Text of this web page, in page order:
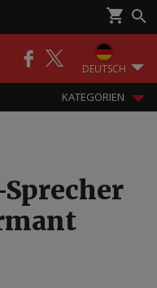
DEUTSCH
KATEGORIEN